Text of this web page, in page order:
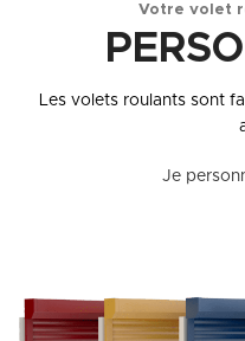
Votre volet
Les volets roulants sont
Je